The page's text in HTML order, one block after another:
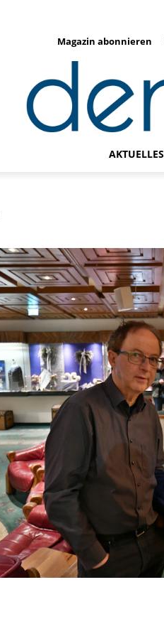
Magazin abonnieren
AKTUELLES